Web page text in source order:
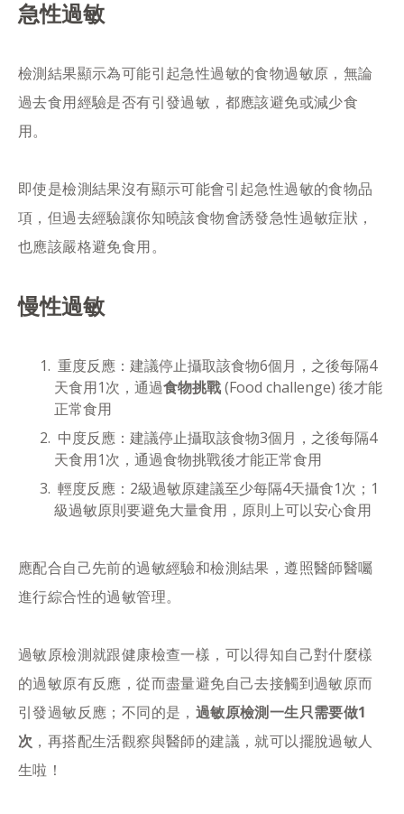
急性過敏
檢測結果顯示為可能引起急性過敏的食物過敏原，無論
過去食用經驗是否有引發過敏，都應該避免或減少食
用。
即使是檢測結果沒有顯示可能會引起急性過敏的食物品
項，但過去經驗讓你知曉該食物會誘發急性過敏症狀，
也應該嚴格避免食用。
慢性過敏
重度反應：建議停止攝取該食物6個月，之後每隔4
天食用1次，通過食物挑戰(Food challenge) 後才能
正常食用
中度反應：建議停止攝取該食物3個月，之後每隔4
天食用1次，通過食物挑戰後才能正常食用
輕度反應：2級過敏原建議至少每隔4天攝食1次；1
級過敏原則要避免大量食用，原則上可以安心食用
應配合自己先前的過敏經驗和檢測結果，遵照醫師醫囑
進行綜合性的過敏管理。
過敏原檢測就跟健康檢查一樣，可以得知自己對什麼樣
的過敏原有反應，從而盡量避免自己去接觸到過敏原而
引發過敏反應；不同的是， 過敏原檢測一生只需要做1
次 ，再搭配生活觀察與醫師的建議，就可以擺脫過敏人
生啦！